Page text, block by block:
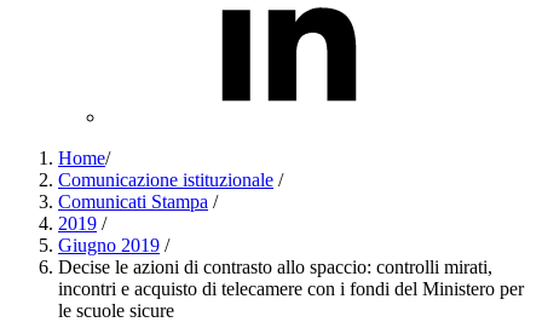
Home/
Comunicazione istituzionale /
Comunicati Stampa /
2019 /
Giugno 2019 /
Decise le azioni di contrasto allo spaccio: controlli mirati,
incontri e acquisto di telecamere con i fondi del Ministero per
le scuole sicure